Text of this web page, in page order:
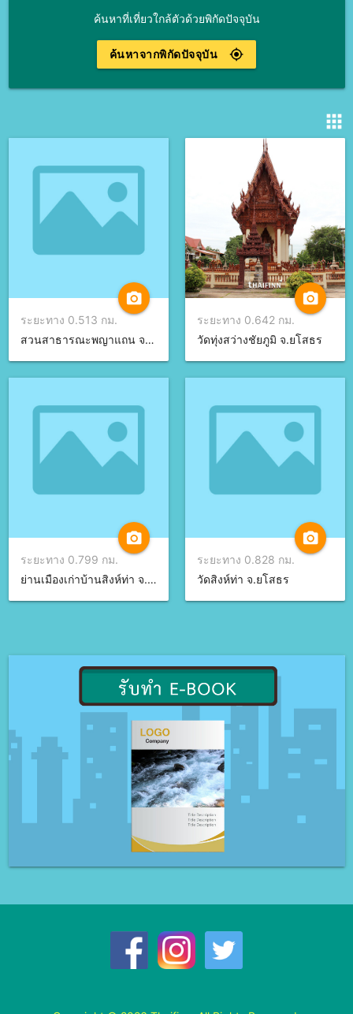
ค้นหาที่เที่ยวใกล้ตัวด้วยพิกัดปัจจุบัน
gps_fixed
ค้นหาจากพิกัดปัจจุบัน
apps
camera_alt
ระยะทาง 0.513 กม.
สวนสาธารณะพญาแถน จ.ยโสธร
camera_alt
ระยะทาง 0.642 กม.
วัดทุ่งสว่างชัยภูมิ จ.ยโสธร
camera_alt
ระยะทาง 0.799 กม.
ย่านเมืองเก่าบ้านสิงห์ท่า จ.ยโสธร
camera_alt
ระยะทาง 0.828 กม.
วัดสิงห์ท่า จ.ยโสธร